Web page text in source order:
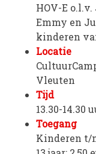
HOV-E
Emmy en
kinderen
Locatie
Vleuten
Tijd
13.30-14.30
Toegang
Kinderen t/